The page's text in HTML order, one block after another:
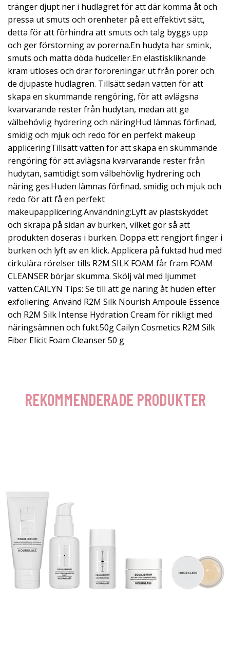
tränger djupt ner i hudlagret för att där komma åt och
pressa ut smuts och orenheter på ett effektivt sätt,
detta för att förhindra att smuts och talg byggs upp
och ger förstorning av porerna.En hudyta har smink,
smuts och matta döda hudceller.En elastiskliknande
kräm utlöses och drar föroreningar ut från porer och
de djupaste hudlagren. Tillsätt sedan vatten för att
skapa en skummande rengöring, för att avlägsna
kvarvarande rester från hudytan, medan att ge
välbehövlig hydrering och näringHud lämnas förfinad,
smidig och mjuk och redo för en perfekt makeup
appliceringTillsätt vatten för att skapa en skummande
rengöring för att avlägsna kvarvarande rester från
hudytan, samtidigt som välbehövlig hydrering och
näring ges.Huden lämnas förfinad, smidig och mjuk och
redo för att få en perfekt
makeupapplicering.Användning:Lyft av plastskyddet
och skrapa på sidan av burken, vilket gör så att
produkten doseras i burken. Doppa ett rengjort finger i
burken och lyft av en klick. Applicera på fuktad hud med
cirkulära rörelser tills R2M SILK FOAM får fram FOAM
CLEANSER börjar skumma. Skölj väl med ljummet
vatten.CAILYN Tips: Se till att ge näring åt huden efter
exfoliering. Använd R2M Silk Nourish Ampoule Essence
och R2M Silk Intense Hydration Cream för rikligt med
näringsämnen och fukt.50g Cailyn Cosmetics R2M Silk
Fiber Elicit Foam Cleanser 50 g
REKOMMENDERADE PRODUKTER